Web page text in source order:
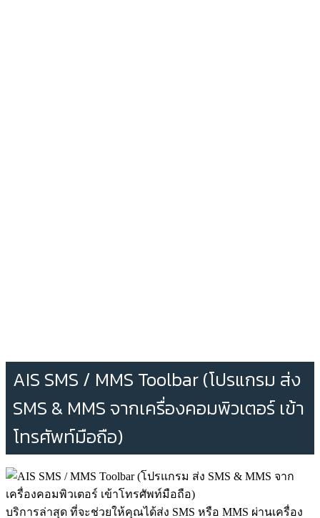
AIS SMS / MMS Toolbar (โปรแกรม ส่ง
SMS & MMS จากเครื่องคอมพิวเตอร์ เข้า
โทรศัพท์มือถือ)
บริการล่าสุด ที่จะช่วยให้คุณได้ส่ง SMS หรือ MMS ผ่านเครื่อง